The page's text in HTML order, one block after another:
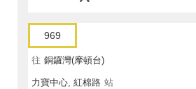
969
往 銅鑼灣(摩頓台)
力寶中心, 紅棉路 站